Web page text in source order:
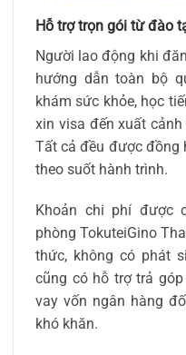
Hỗ trợ trọn gói từ đào
Người lao động khi
hướng dẫn toàn bộ
khám sức khỏe, học
xin visa đến xuất
Tất cả đều được đồng
theo suốt hành trình.
Khoản chi phí được
phòng TokuteiGino
thức, không có phát
cũng có hỗ trợ trả
vay vốn ngân hàng
khó khăn.